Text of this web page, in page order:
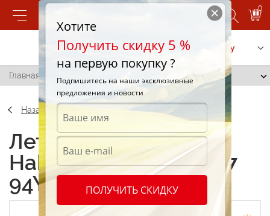
0
Позвонить Заказать услугу
Главная / Nokian Hakka Z G2 225/45 R17 94Y
Назад
Летние шины Nokian
Hakka Z G2 225/45 R17
94Y
Хотите
Получить скидку 5 %
на первую покупку ?
Подпишитесь на наши эксклюзивные
предложения и новости
ПОЛУЧИТЬ СКИДКУ